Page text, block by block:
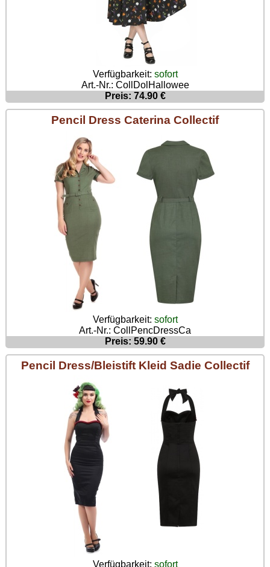
Poizen Industries
Queen of Darkness
Relco
Restyle
Rockabella
Sinister
Spin Doctor
Surplus
Voodoo Vixen
Warrior Clothing
Gothic Shop
Hot Rod
Punkrock
Rockabilly
Mods
Verfügbarkeit: sofort
Art.-Nr.: CollDolHallowee
Preis: 74.90 €
Pencil Dress Caterina Collectif
Verfügbarkeit: sofort
Art.-Nr.: CollPencDressCa
Preis: 59.90 €
Pencil Dress/Bleistift Kleid Sadie Collectif
Verfügbarkeit: sofort